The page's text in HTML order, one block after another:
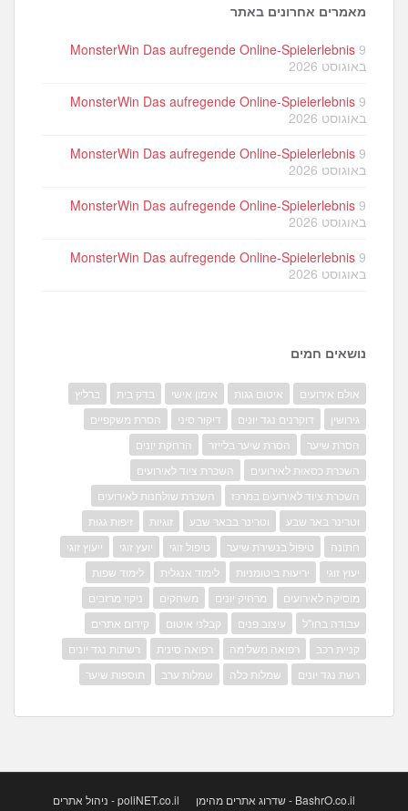
מאמרים אחרונים באתר
MonsterWin Das aufregende Online-Spielerlebnis 9
באוגוסט 2026
MonsterWin Das aufregende Online-Spielerlebnis 9
באוגוסט 2026
MonsterWin Das aufregende Online-Spielerlebnis 9
באוגוסט 2026
MonsterWin Das aufregende Online-Spielerlebnis 9
באוגוסט 2026
MonsterWin Das aufregende Online-Spielerlebnis 9
באוגוסט 2026
נושאים חמים
אולם אירועים איטום גגות אימון אישי בדק בית
ברליץ
גירושין
דוקרנים נגד יונים דיקור סיני
הסרת משקפיים
הסרת שיער
הסרת שיער בלייזר
הרחקת יונים
השכרת כסאות לאירועים
השכרת ציוד לאירועים
השכרת ציוד לאירועים במרכז
השכרת שולחנות לאירועים
וטרינר באר שבע
וטרינר בבאר שבע זוגיות
זיפות גגות
חתונה
טיפול בנשירת שיער טיפול זוגי יועץ זוגי
ייעוץ זוגי
יעוץ זוגי
יריעות ביטומניות לימוד אנגלית
לימוד שפות
מוסיקה לאירועים
מרחיק יונים משחקים
ניקוי מרזבים
עבודה בחו"ל
עיצוב פנים קבלני איטום
קידום אתרים
קניית רכב
רפואה משלימה רפואה סינית
רשתות נגד יונים
רשת נגד יונים
שמלות כלה שמלות ערב תוספות שיער
BashrO.co.il - שדרוג אתרים מהימן poliNET.co.il - ניהול אתרים